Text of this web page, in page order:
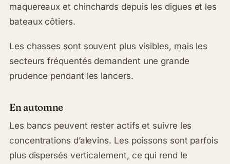
maquereaux et chinchards depuis les digues et les
bateaux côtiers.
Les chasses sont souvent plus visibles, mais les
secteurs fréquentés demandent une grande
prudence pendant les lancers.
En automne
Les bancs peuvent rester actifs et suivre les
concentrations d’alevins. Les poissons sont parfois
plus dispersés verticalement, ce qui rend le